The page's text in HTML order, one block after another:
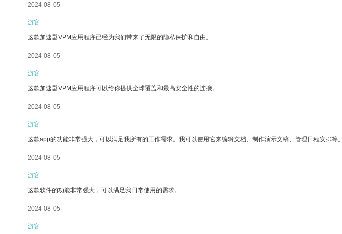
2024-08-05
游客
这款加速器VPM应用程序已经为我们带来了无限的隐私保护和自由。
2024-08-05
游客
这款加速器VPM应用程序可以给你提供全球覆盖和最高安全性的连接。
2024-08-05
游客
这款app的功能非常强大，可以满足我所有的工作需求。我可以使用它来编辑文档、制作演示文稿、管理日程安排等。
2024-08-05
游客
这款软件的功能非常强大，可以满足我日常使用的需求。
2024-08-05
游客